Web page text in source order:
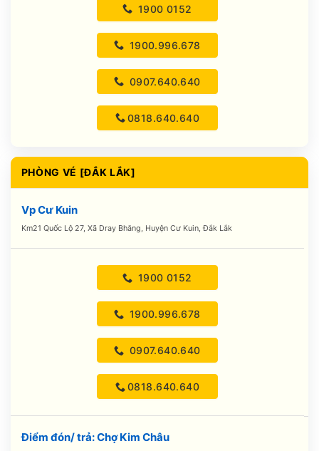
1900 0152
1900.996.678
0907.640.640
0818.640.640
PHÒNG VÉ [ĐẮK LẮK]
Vp Cư Kuin
Km21 Quốc Lộ 27, Xã Dray Bhăng, Huyện Cư Kuin, Đắk Lắk
1900 0152
1900.996.678
0907.640.640
0818.640.640
Điểm đón/ trả: Chợ Kim Châu